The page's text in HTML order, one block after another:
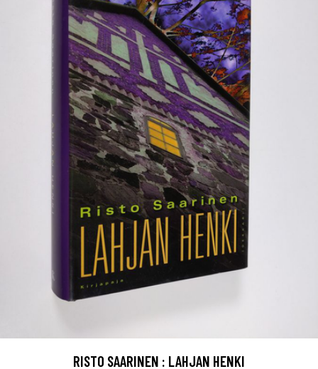
RISTO SAARINEN : LAHJAN HENKI